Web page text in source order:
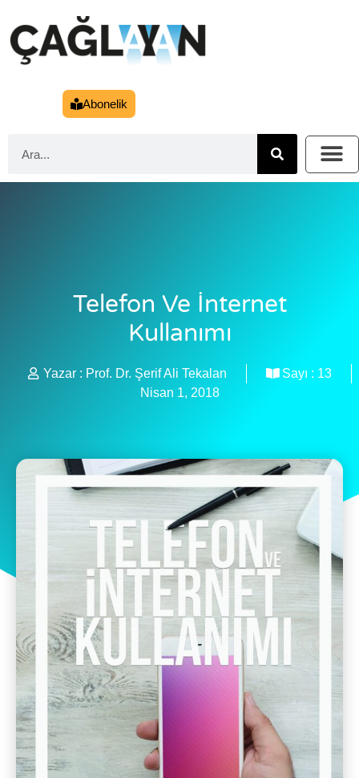
Abonelik
Telefon Ve İnternet
Kullanımı
Yazar : Prof. Dr. Şerif Ali Tekalan Sayı : 13
Nisan 1, 2018